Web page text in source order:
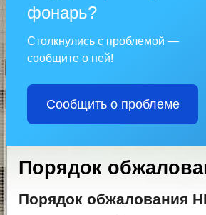
фонарь?
Столкнулись с проблемой —
сообщите о ней!
Сообщить о проблеме
Порядок
Порядок обжалования